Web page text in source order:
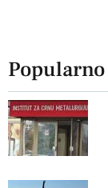
Popularno